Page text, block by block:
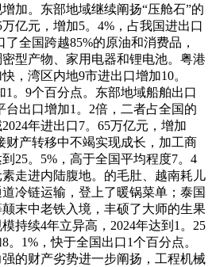
加。东部地域继续阐扬“压舱石”的
亿元，增加5。4%，占我国进出口
全国跨越85%的原油和消费品，
型产物、家用电器和锂电池。粤港
，湾区内地9市进出口增加10。
1。9个百分点。东部地域船舶出口
台出口增加1。2倍，二者占全国的
年进出口7。65万亿元，增加
财产转移中不竭实现成长，加工商
25。5%，高于全国平均程度7。4
走进内陆腹地。的毛肚、越南耗儿
冷链运输，登上了暖锅菜单；泰国
末中老铁入境，丰硕了大师的生果
持续4年立异高，2024年达到1。25
1%，快于全国出口1个百分点。
的财产劣势进一步阐扬，工程机械